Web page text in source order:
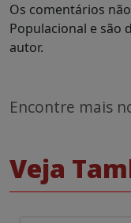
Os comentários
Populacional e são
autor.
Encontre mais
Veja